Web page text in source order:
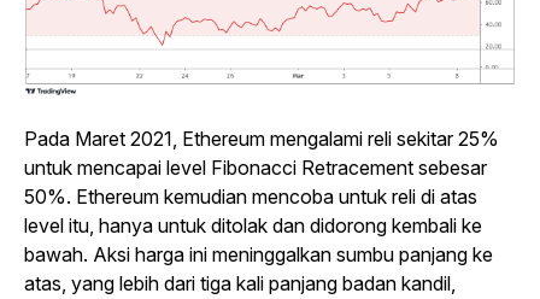
Pada Maret 2021, Ethereum mengalami reli sekitar 25%
untuk mencapai level Fibonacci Retracement sebesar
50%. Ethereum kemudian mencoba untuk reli di atas
level itu, hanya untuk ditolak dan didorong kembali ke
bawah. Aksi harga ini meninggalkan sumbu panjang ke
atas, yang lebih dari tiga kali panjang badan kandil,